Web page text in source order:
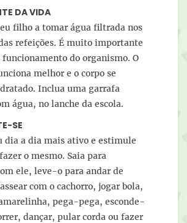
DA VIDA
filho a tomar água filtrada nos
refeições. É muito importante
funcionamento do organismo. O
melhor e o corpo se
Inclua uma garrafa
água, no lanche da escola.
SE
dia a dia mais ativo e estimule
o mesmo. Saia para
ele, leve-o para andar de
com o cachorro, jogar bola,
pega-pega, esconde-
dançar, pular corda ou fazer